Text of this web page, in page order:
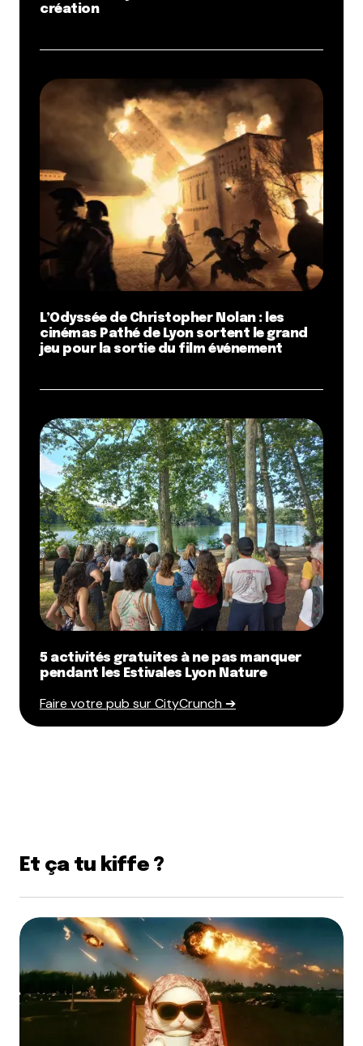
création
L’Odyssée de Christopher Nolan : les
cinémas Pathé de Lyon sortent le grand
jeu pour la sortie du film événement
5 activités gratuites à ne pas manquer
pendant les Estivales Lyon Nature
Faire votre pub sur CityCrunch ➔
Et ça tu kiffe ?